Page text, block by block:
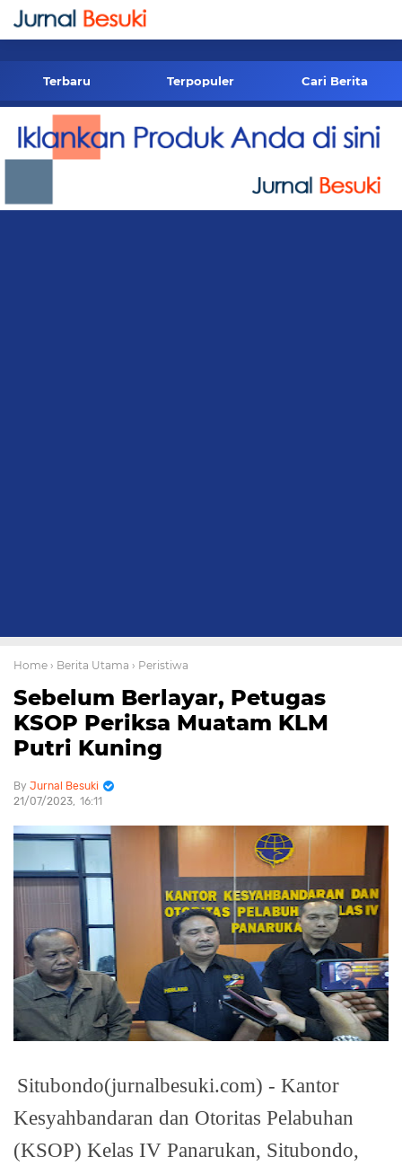
-->
Terbaru Terpopuler Cari Berita
Home › Berita Utama › Peristiwa
Sebelum Berlayar, Petugas
KSOP Periksa Muatam KLM
Putri Kuning
Jurnal Besuki
21/07/2023 16:11
Situbondo(jurnalbesuki.com) - Kantor
Kesyahbandaran dan Otoritas Pelabuhan
(KSOP) Kelas IV Panarukan, Situbondo,